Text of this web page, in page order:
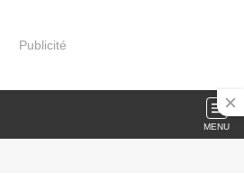
Publicité
MENU